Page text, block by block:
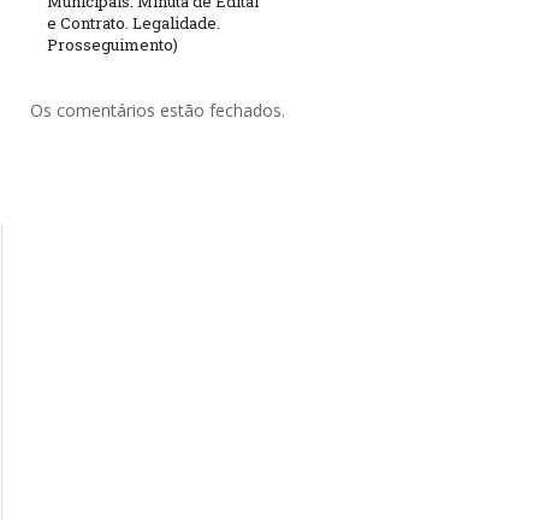
e Contrato. Legalidade.
Prosseguimento)
Os comentários estão fechados.